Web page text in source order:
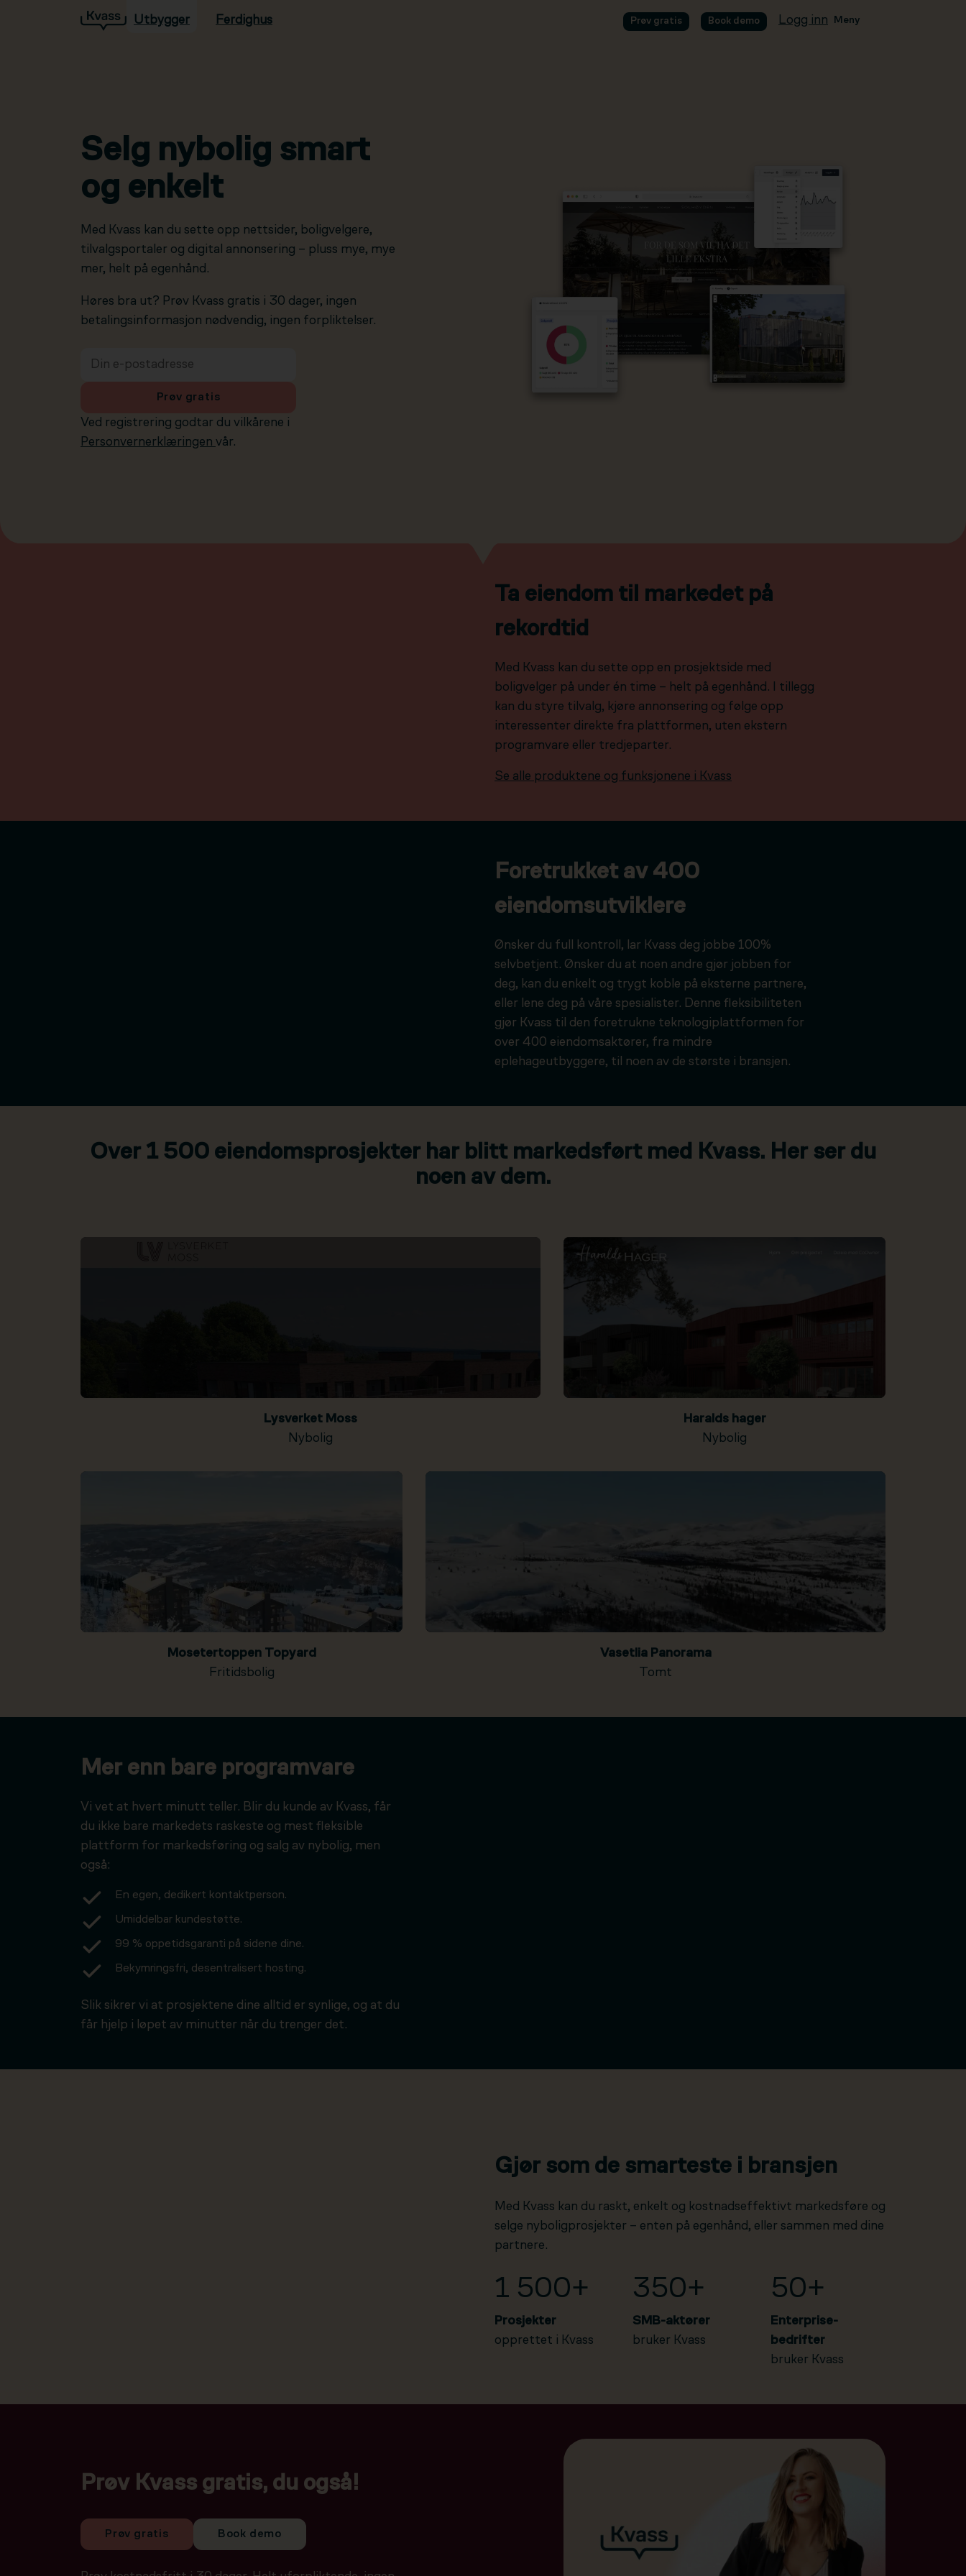
Hopp til hovedinnholdUtbygger Ferdighus Prøv gratis Book demo Logg inn Meny
Selg nybolig smart
og enkelt
Med Kvass kan du sette opp nettsider, boligvelgere,
tilvalgsportaler og digital annonsering – pluss mye, mye
mer, helt på egenhånd.
Høres bra ut? Prøv Kvass gratis i 30 dager, ingen
betalingsinformasjon nødvendig, ingen forpliktelser.
Ved registrering godtar du vilkårene i
Personvernerklæringen vår.
Prøv gratis
Ta eiendom til markedet på
rekordtid
Med Kvass kan du sette opp en prosjektside med
boligvelger på under én time – helt på egenhånd. I tillegg
kan du styre tilvalg, kjøre annonsering og følge opp
interessenter direkte fra plattformen, uten ekstern
programvare eller tredjeparter.
Se alle produktene og funksjonene i Kvass
Foretrukket av 400
eiendomsutviklere
Ønsker du full kontroll, lar Kvass deg jobbe 100%
selvbetjent. Ønsker du at noen andre gjør jobben for
deg, kan du enkelt og trygt koble på eksterne partnere,
eller lene deg på våre spesialister. Denne fleksibiliteten
gjør Kvass til den foretrukne teknologiplattformen for
over 400 eiendomsaktører, fra mindre
eplehageutbyggere, til noen av de største i bransjen.
Over 1 500 eiendomsprosjekter har blitt markedsført med Kvass. Her ser du
noen av dem.
Lysverket Moss
Nybolig
Haralds hager
Nybolig
Mosetertoppen Topyard
Fritidsbolig
Vasetlia Panorama
Tomt
Mer enn bare programvare
Vi vet at hvert minutt teller. Blir du kunde av Kvass, får
du ikke bare markedets raskeste og mest fleksible
plattform for markedsføring og salg av nybolig, men
også:
En egen, dedikert kontaktperson.
Umiddelbar kundestøtte.
99 % oppetidsgaranti på sidene dine.
Bekymringsfri, desentralisert hosting.
Slik sikrer vi at prosjektene dine alltid er synlige, og at du
får hjelp i løpet av minutter når du trenger det.
Gjør som de smarteste i bransjen
Med Kvass kan du raskt, enkelt og kostnadseffektivt markedsføre og
selge nyboligprosjekter – enten på egenhånd, eller sammen med dine
partnere.
1 500+
Prosjekter
opprettet i Kvass
350+
SMB-aktører
bruker Kvass
50+
Enterprise-
bedrifter
bruker Kvass
Prøv Kvass gratis, du også!
Prøv gratis Book demo